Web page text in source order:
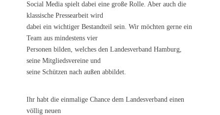
Social Media spielt dabei eine große Rolle. Aber auch die
klassische Pressearbeit wird
dabei ein wichtiger Bestandteil sein. Wir möchten gerne ein
Team aus mindestens vier
Personen bilden, welches den Landesverband Hamburg,
seine Mitgliedsvereine und
seine Schützen nach außen abbildet.
Ihr habt die einmalige Chance dem Landesverband einen
völlig neuen